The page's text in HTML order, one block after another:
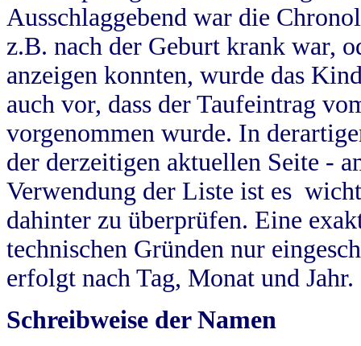
Ausschlaggebend war die
z.B. nach der Geburt krank war,
anzeigen konnten, wurde das
auch vor, dass der Taufeintrag
vorgenommen wurde. In
der derzeitigen aktuellen Seite -
Verwendung der Liste ist es
dahinter zu überprüfen. Eine
technischen Gründen nur
erfolgt nach Tag, Monat und Jahr.
Schreibweise der Namen